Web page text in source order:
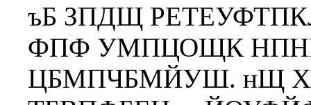
ъБ ЗПДЩ
ФПФ УМПЦОЩК
ЦБМПЧБМЙУШ. нЩ